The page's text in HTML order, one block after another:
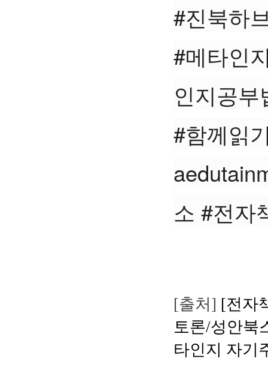
#진북하
#메타인
인지공
#함께읽
소 #전자
[출처] [전자
토론/성안북
타인지 자기